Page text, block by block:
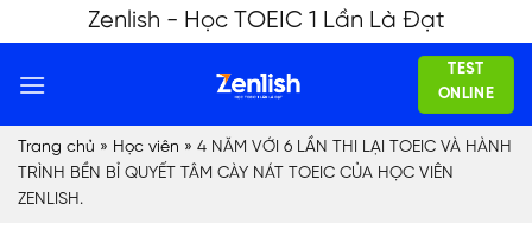
to
content
Zenlish - Học TOEIC 1 Lần Là Đạt
TEST
ONLINE
Trang chủ » Học viên » 4 NĂM VỚI 6 LẦN THI LẠI TOEIC VÀ HÀNH
TRÌNH BỀN BỈ QUYẾT TÂM CÀY NÁT TOEIC CỦA HỌC VIÊN
ZENLISH.